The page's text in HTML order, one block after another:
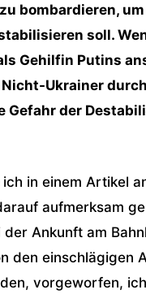
bombardieren,
soll.
Gehilfin Putins
Ukrainer
Gefahr der
in einem Artikel
aufmerksam
Ankunft am
den einschlägigen
vorgeworfen,